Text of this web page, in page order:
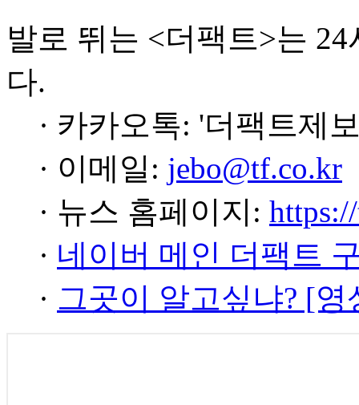
발로 뛰는 <더팩트>는
다.
· 카카오톡: '더팩트제
· 이메일: jebo@tf.co.kr
· 뉴스 홈페이지:
· 네이버 메인 더팩트
· 그곳이 알고싶냐? [